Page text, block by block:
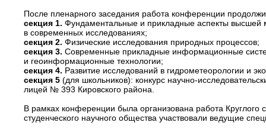
После пленарного заседания работа конференции
секция 1. Фундаментальные и прикладные аспекты высшей
в современных исследованиях;
секция 2. Физические исследования природных процессов;
секция 3. Современные прикладные информационные
и геоинформационные технологии;
секция 4. Развитие исследований в гидрометеорологии и
секция 5 (для школьников): конкурс научно-
лицей № 393 Кировского района.
В рамках конференции была организована работа Круглого
студенческого научного общества участвовали ведущие